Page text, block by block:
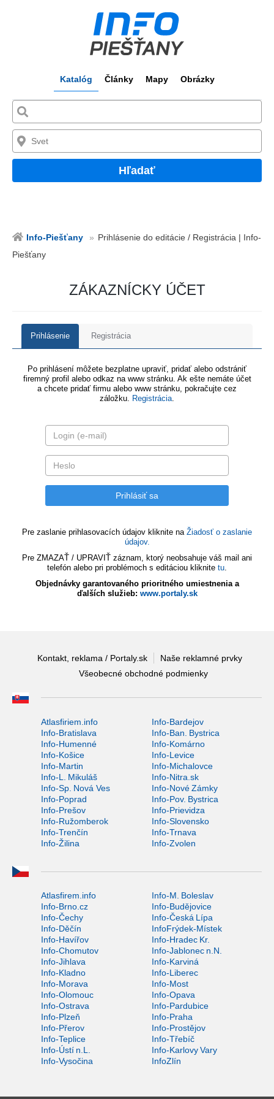
Katalóg Články Mapy Obrázky
Hľadať
Info-Piešťany
Prihlásenie do editácie / Registrácia | Info-
Piešťany
ZÁKAZNÍCKY ÚČET
Prihlásenie Registrácia
Po prihlásení môžete bezplatne upraviť, pridať alebo odstrániť
firemný profil alebo odkaz na www stránku. Ak ešte nemáte účet
a chcete pridať firmu alebo www stránku, pokračujte cez
záložku. Registrácia.
Pre zaslanie prihlasovacích údajov kliknite na Žiadosť o zaslanie
údajov.
Pre ZMAZAŤ / UPRAVIŤ záznam, ktorý neobsahuje váš mail ani
telefón alebo pri problémoch s editáciou kliknite tu.
Objednávky garantovaného prioritného umiestnenia a
ďalších služieb: www.portaly.sk
Kontakt, reklama / Portaly.sk
Naše reklamné prvky
Všeobecné obchodné podmienky
Atlasfiriem.info
Info-Bardejov
Info-Bratislava
Info-Ban. Bystrica
Info-Humenné
Info-Komárno
Info-Košice
Info-Levice
Info-Martin
Info-Michalovce
Info-L. Mikuláš
Info-Nitra.sk
Info-Sp. Nová Ves
Info-Nové Zámky
Info-Poprad
Info-Pov. Bystrica
Info-Prešov
Info-Prievidza
Info-Ružomberok
Info-Slovensko
Info-Trenčín
Info-Trnava
Info-Žilina
Info-Zvolen
Atlasfirem.info
Info-M. Boleslav
Info-Brno.cz
Info-Budějovice
Info-Čechy
Info-Česká Lípa
Info-Děčín
InfoFrýdek-Místek
Info-Havířov
Info-Hradec Kr.
Info-Chomutov
Info-Jablonec n.N.
Info-Jihlava
Info-Karviná
Info-Kladno
Info-Liberec
Info-Morava
Info-Most
Info-Olomouc
Info-Opava
Info-Ostrava
Info-Pardubice
Info-Plzeň
Info-Praha
Info-Přerov
Info-Prostějov
Info-Teplice
Info-Třebíč
Info-Ústí n.L.
Info-Karlovy Vary
Info-Vysočina
InfoZlín